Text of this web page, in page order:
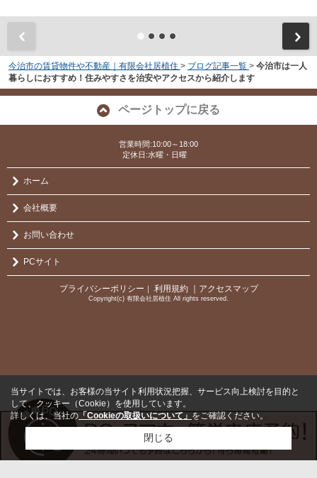
今治市の賃貸物件や不動産｜有限会社居植住 > ブログ記事一覧 > 今治市は一人
暮らしにおすすめ！住みやすさを治安やアクセスから紹介します
ページトップに戻る
営業時間:10:00～18:00
定休日:水曜・日曜
ホーム
会社概要
お問い合わせ
PCサイト
プライバシーポリシー ｜ 利用規約 ｜アクセスマップ
Copyright(c) 有限会社居植住 All rights reserved.
当サイトでは、お客様の当サイト利用状況把握、サービス向上検討を目的と
して、クッキー（Cookie）を使用しています。
詳しくは、当社の 「Cookieの取扱いについて」 をご確認ください。
閉じる